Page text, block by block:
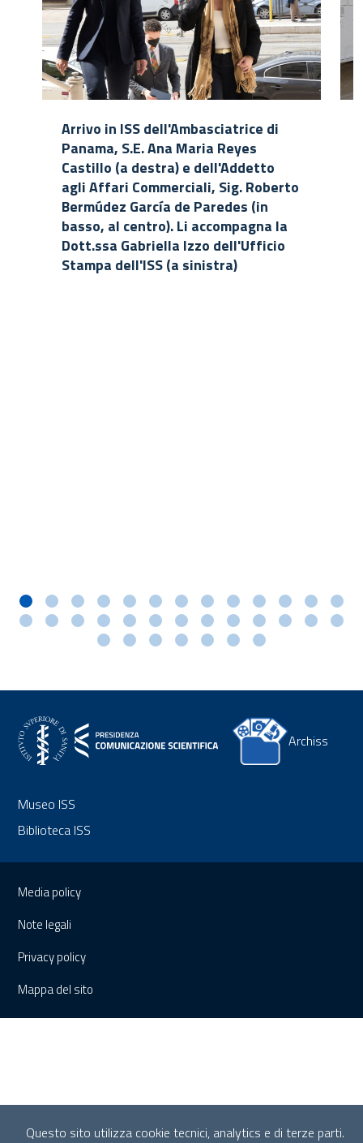
Arrivo in ISS dell'Ambasciatrice di
Panama, S.E. Ana Maria Reyes
Castillo (a destra) e dell'Addetto
agli Affari Commerciali, Sig. Roberto
Bermúdez García de Paredes (in
basso, al centro). Li accompagna la
Dott.ssa Gabriella Izzo dell'Ufficio
Stampa dell'ISS (a sinistra)
Archiss
Museo ISS
Biblioteca ISS
Media policy
Note legali
Privacy policy
Mappa del sito
Questo sito utilizza cookie tecnici, analytics e di terze parti.